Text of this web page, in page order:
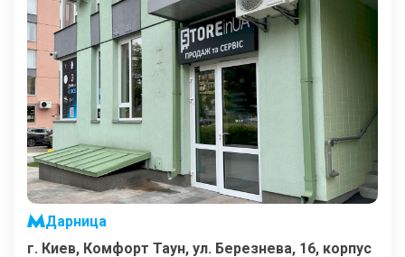
Дарница
г. Киев, Комфорт Таун, ул. Березнева, 16, корпус